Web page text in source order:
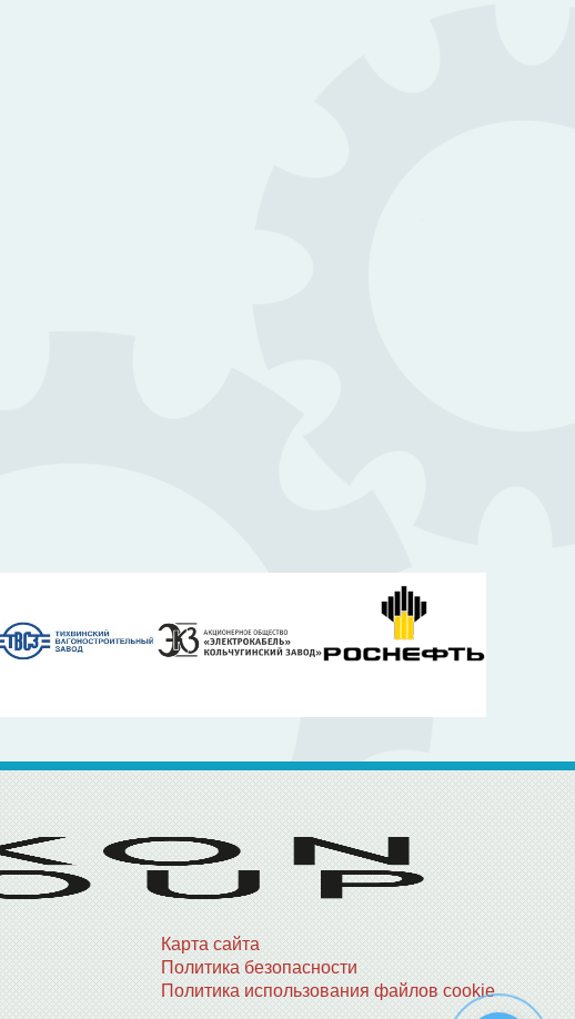
Карта сайта
Политика безопасности
Политика использования файлов cookie